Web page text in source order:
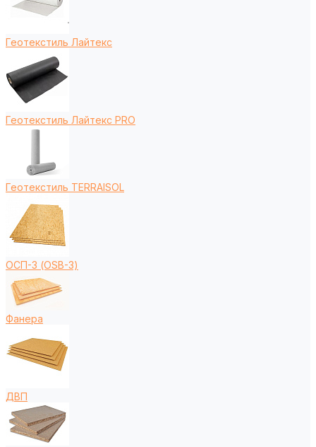
Геотекстиль Лайтекс
Геотекстиль Лайтекс PRO
Геотекстиль TERRAISOL
ОСП-3 (OSB-3)
Фанера
ДВП